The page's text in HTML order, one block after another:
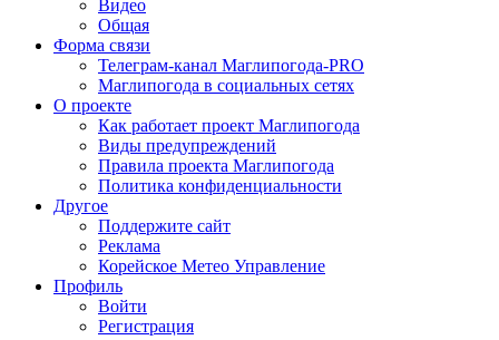
Видео
Общая
Форма связи
Телеграм-канал Маглипогода-PRO
Маглипогода в социальных сетях
О проекте
Как работает проект Маглипогода
Виды предупреждений
Правила проекта Маглипогода
Политика конфиденциальности
Другое
Поддержите сайт
Реклама
Корейское Метео Управление
Профиль
Войти
Регистрация